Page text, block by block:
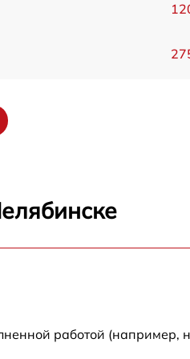
работой (например,